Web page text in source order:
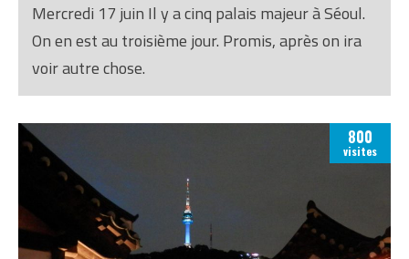
Mercredi 17 juin Il y a cinq palais majeur à Séoul.
On en est au troisième jour. Promis, après on ira
voir autre chose.
800
visites